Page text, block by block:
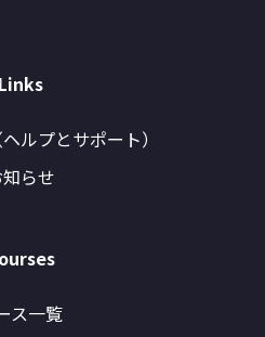
Links
ルプとサポート）
らせ
ス一覧